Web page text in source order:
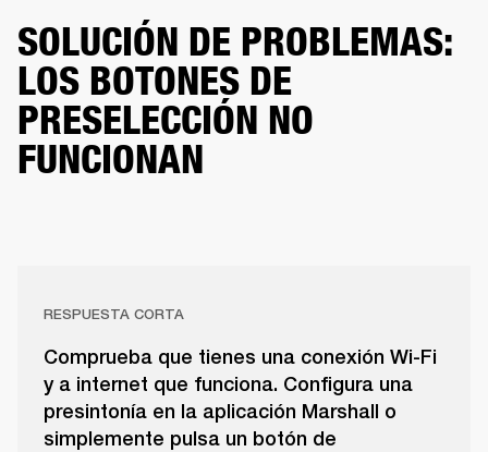
SOLUCIÓN DE PROBLEMAS:
LOS BOTONES DE
PRESELECCIÓN NO
FUNCIONAN
RESPUESTA CORTA
Comprueba que tienes una conexión Wi-Fi
y a internet que funciona. Configura una
presintonía en la aplicación Marshall o
simplemente pulsa un botón de